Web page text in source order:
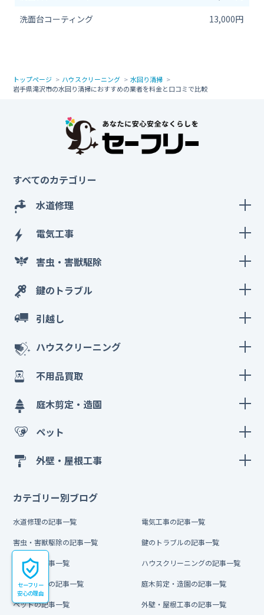
洗面台コーティング
13,000円
トップページ ハウスクリーニング
水回り清掃
岩手県滝沢市の水回り清掃におすすめの業者を料金と口コミで比較
セーフリー
安心の理由
すべてのカテゴリー
水道修理
電気工事
害虫・害獣駆除
鍵のトラブル
引越し
ハウスクリーニング
不用品買取
庭木剪定・造園
ペット
外壁・屋根工事
カテゴリー別ブログ
水道修理の記事一覧 電気工事の記事一覧
害虫・害獣駆除の記事一覧 鍵のトラブルの記事一覧
引越しの記事一覧 ハウスクリーニングの記事一覧
不用品買取の記事一覧 庭木剪定・造園の記事一覧
ペットの記事一覧 外壁・屋根工事の記事一覧